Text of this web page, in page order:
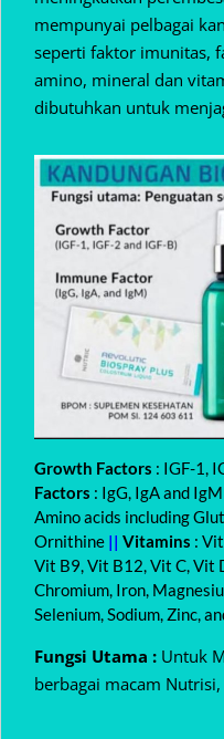
mempunyai pelbagai
seperti faktor imunitas,
amino, mineral dan
dibutuhkan untuk
Growth Factors : IGF-1,
Factors : IgG, IgA and IgM
Amino acids including
Ornithine || Vitamins :
Vit B9, Vit B12, Vit C, Vit
Chromium, Iron,
Selenium, Sodium, Zinc,
Fungsi Utama : Untuk
berbagai macam